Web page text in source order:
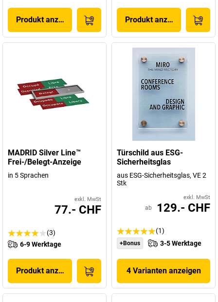
Produkt anzeigen Produkt anzeigen
MADRID Silver Line™
Frei-/Belegt-Anzeige
in 5 Sprachen
exkl. MwSt
77.- CHF
(3)
6-9 Werktage
Produkt anzeigen
Türschild aus ESG-
Sicherheitsglas
aus ESG-Sicherheitsglas, VE 2
Stk
exkl. MwSt
ab 129.- CHF
(1)
+Bonus 3-5 Werktage
4 Varianten anzeigen